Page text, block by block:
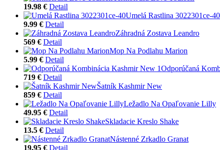
19.98 € Detail
Umelá Rastlina 3022301ce-40
9.99 € Detail
Záhradná Zostava Leandro
569 € Detail
Mop Na Podlahu Marion
5.99 € Detail
Odporúčaná
719 € Detail
Šatník Kashmir New
859 € Detail
Ležadlo Na Opaľovanie Lilly
49.95 € Detail
Skladacie Kreslo Shake
13.5 € Detail
Nástenné Zrkadlo Granat
19.95 € Detail